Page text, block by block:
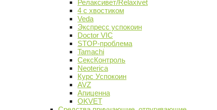
Релаксивет/Relaxivet
4 с хвостиком
Veda
Экспресс успокоин
Doctor VIC
STOP-проблема
Tamachi
СексКонтроль
Neoterica
Курс Успокоин
AVZ
Апиценна
OKVET